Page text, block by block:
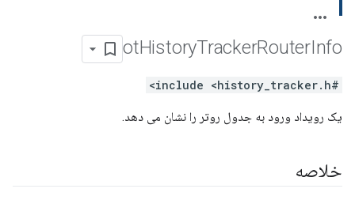
otHistoryTrackerRouterInfo
#include <history_tracker.h>
یک رویداد ورود به جدول روتر را نشان می دهد.
خلاصه